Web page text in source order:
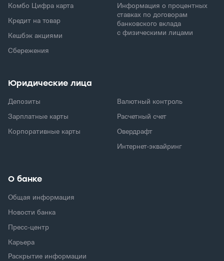
Комбо Цифра карта
Кредит на товар
Кешбэк акциями
Сбережения
Информация о процентных
ставках по договорам
банковского вклада
с физическими лицами
Юридические лица
Депозиты
Зарплатные карты
Корпоративные карты
Валютный контроль
Расчетный счет
Овердрафт
Интернет-эквайринг
О банке
Общая информация
Новости банка
Пресс-центр
Карьера
Раскрытие информации